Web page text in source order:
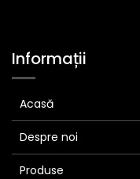
Informații
Acasă
Despre noi
Produse